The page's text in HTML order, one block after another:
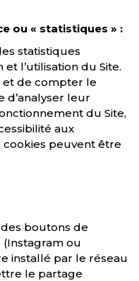
ou « statistiques » :
statistiques
l’utilisation du Site.
de compter le
d’analyser leur
du Site,
aux
cookies peuvent être
boutons de
ou
installé par le réseau
le partage